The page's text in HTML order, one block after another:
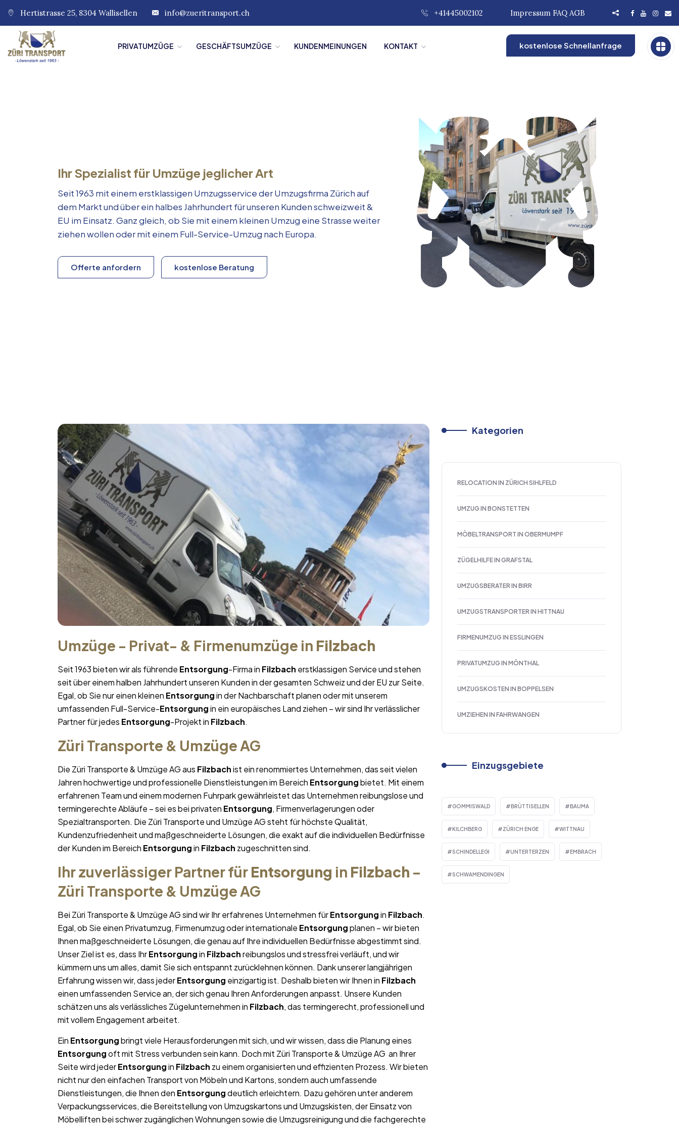
Hertistrasse 25, 8304 Wallisellen info@zueritransport.ch +41445002102 Impressum FAQ AGB
PRIVATUMZÜGE GESCHÄFTSUMZÜGE KUNDENMEINUNGEN KONTAKT kostenlose Schnellanfrage
Ihr Spezialist für Umzüge jeglicher Art
Seit 1963 mit einem erstklassigen Umzugsservice der Umzugsfirma Zürich auf
dem Markt und über ein halbes Jahrhundert für unseren Kunden schweizweit &
EU im Einsatz. Ganz gleich, ob Sie mit einem kleinen Umzug eine Strasse weiter
ziehen wollen oder mit einem Full-Service-Umzug nach Europa.
Offerte anfordern kostenlose Beratung
Umzüge - Privat- & Firmenumzüge in Filzbach
Seit 1963 bieten wir als führende Entsorgung-Firma in Filzbach erstklassigen Service und stehen
seit über einem halben Jahrhundert unseren Kunden in der gesamten Schweiz und der EU zur Seite.
Egal, ob Sie nur einen kleinen Entsorgungin der Nachbarschaft planen oder mit unserem
umfassenden Full-Service-Entsorgungin ein europäisches Land ziehen – wir sind Ihr verlässlicher
Partner für jedes Entsorgung-Projekt in Filzbach.
Züri Transporte & Umzüge AG
Die Züri Transporte & Umzüge AG aus Filzbachist ein renommiertes Unternehmen, das seit vielen
Jahren hochwertige und professionelle Dienstleistungen im Bereich Entsorgungbietet. Mit einem
erfahrenen Team und einem modernen Fuhrpark gewährleistet das Unternehmen reibungslose und
termingerechte Abläufe – sei es bei privaten Entsorgung, Firmenverlagerungen oder
Spezialtransporten. Die Züri Transporte und Umzüge AG steht für höchste Qualität,
Kundenzufriedenheit und maßgeschneiderte Lösungen, die exakt auf die individuellen Bedürfnisse
der Kunden im Bereich Entsorgungin Filzbach zugeschnitten sind.
Ihr zuverlässiger Partner für Entsorgung in Filzbach –
Züri Transporte & Umzüge AG
Bei Züri Transporte & Umzüge AG sind wir Ihr erfahrenes Unternehmen fürEntsorgungin Filzbach.
Egal, ob Sie einen Privatumzug, Firmenumzug oder internationale Entsorgungplanen – wir bieten
Ihnen maßgeschneiderte Lösungen, die genau auf Ihre individuellen Bedürfnisse abgestimmt sind.
Unser Ziel ist es, dass IhrEntsorgungin Filzbachreibungslos und stressfrei verläuft, und wir
kümmern uns um alles, damit Sie sich entspannt zurücklehnen können. Dank unserer langjährigen
Erfahrung wissen wir, dass jederEntsorgung einzigartig ist. Deshalb bieten wir Ihnen in Filzbach
einen umfassenden Service an, der sich genau Ihren Anforderungen anpasst. Unsere Kunden
schätzen uns als verlässliches Zügelunternehmen in Filzbach, das termingerecht, professionell und
mit vollem Engagement arbeitet.
Ein Entsorgungbringt viele Herausforderungen mit sich, und wir wissen, dass die Planung eines
Entsorgungoft mit Stress verbunden sein kann. Doch mit Züri Transporte & Umzüge AG an Ihrer
Seite wird jederEntsorgungin Filzbach zu einem organisierten und effizienten Prozess. Wir bieten
nicht nur den einfachen Transport von Möbeln und Kartons, sondern auch umfassende
Dienstleistungen, die Ihnen den Entsorgungdeutlich erleichtern. Dazu gehören unter anderem
Verpackungsservices, die Bereitstellung von Umzugskartons und Umzugskisten, der Einsatz von
Möbelliften bei schwer zugänglichen Wohnungen sowie die Umzugsreinigung und die fachgerechte
Kategorien
RELOCATION IN ZÜRICH SIHLFELD
UMZUG IN BONSTETTEN
MÖBELTRANSPORT IN OBERMUMPF
ZÜGELHILFE IN GRAFSTAL
UMZUGSBERATER IN BIRR
UMZUGSTRANSPORTER IN HITTNAU
FIRMENUMZUG IN ESSLINGEN
PRIVATUMZUG IN MÖNTHAL
UMZUGSKOSTEN IN BOPPELSEN
UMZIEHEN IN FAHRWANGEN
Einzugsgebiete
GOMMISWALD BRÜTTISELLEN BAUMA
KILCHBERG ZÜRICH ENGE WITTNAU
SCHINDELLEGI UNTERTERZEN EMBRACH
SCHWAMENDINGEN